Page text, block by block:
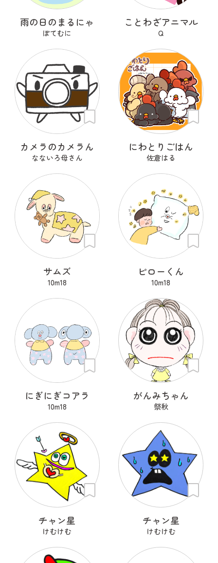
雨の日のまるにゃ
ぽてむに
ことわざアニマル
Q
カメラのカメラん
なないろ母さん
にわとりごはん
佐倉はる
サムズ
10m18
ピローくん
10m18
にぎにぎコアラ
10m18
がんみちゃん
祭秋
チャン星
けむけむ
チャン星
けむけむ